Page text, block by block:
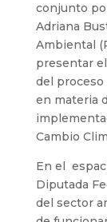
conjunto
Adriana
Ambiental
presentar
del
en materia
Cambio
En el
Diputada
del sector